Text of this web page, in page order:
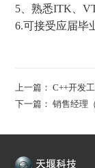
5 、熟悉ITK 、
6.可接受应届毕
上一篇： C++开发
下一篇： 销售经理